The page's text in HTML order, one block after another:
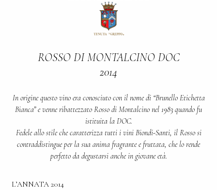
ROSSO DI MONTALCINO DOC
2014
In origine questo vino era conosciuto con il nome di “Brunello Etichetta
Bianca” e venne ribattezzato Rosso di Montalcino nel 1983 quando fu
istituita la DOC.
Fedele allo stile che caratterizza tutti i vini Biondi-Santi, il Rosso si
contraddistingue per la sua anima fragrante e fruttata, che lo rende
perfetto da degustarsi anche in giovane età.
L’ANNATA 2014